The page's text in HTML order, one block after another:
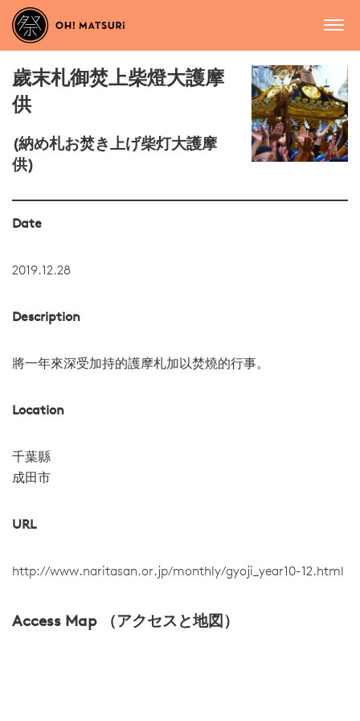
歲末札御焚上柴燈大護摩
供
(納め札お焚き上げ柴灯大護摩
供)
Date
2019.12.28
Description
將一年來深受加持的護摩札加以焚燒的行事。
Location
千葉縣
成田市
URL
http://www.naritasan.or.jp/monthly/gyoji_year10-12.html
Access Map （アクセスと地図）